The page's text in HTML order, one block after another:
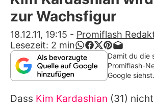
Alle Themen auf
App runterladen
Team
Redaktionelle
zur Wachsfigur
18.12.11, 19:15 - Promiflash
Lesezeit: 2 min
Damit du die
Promiflash-
Google siehst.
Dass Kim Kardashian (31)